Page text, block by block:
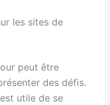
les sites de
peut être
des défis.
utile de se